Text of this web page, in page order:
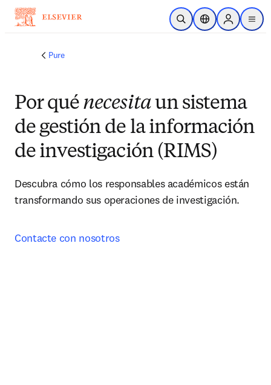
Saltar al contenido principal
Abrir búsqueda
Selector deSign in to
menu
Pure
Por qué necesitaun sistema
de gestión de la información
de investigación (RIMS)
Descubra cómo los responsables académicos están
transformando sus operaciones de investigación.
Contacte con nosotros